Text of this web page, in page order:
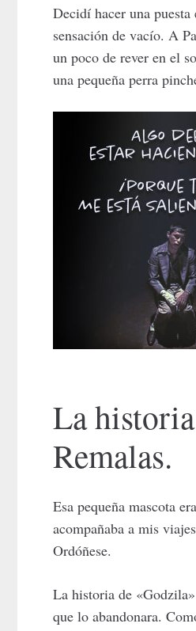
Decidí hacer una
sensación de vacío. A
un poco de rever en el
una pequeña perra
La
Remalas.
Esa pequeña mascota
acompañaba a mis
Ordóñese.
La historia de
que lo abandonara.